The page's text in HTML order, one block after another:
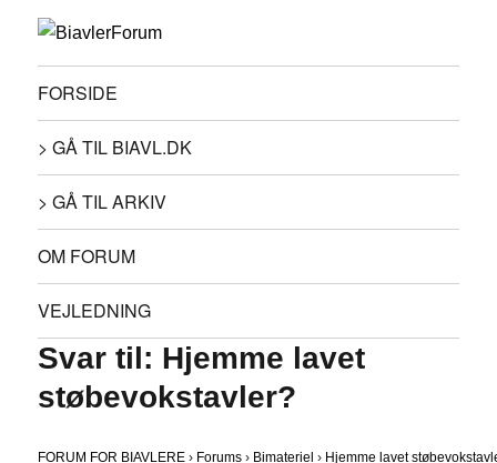
FORSIDE
> GÅ TIL BIAVL.DK
> GÅ TIL ARKIV
OM FORUM
VEJLEDNING
Svar til: Hjemme lavet
støbevokstavler?
FORUM FOR BIAVLERE › Forums › Bimateriel › Hjemme lavet